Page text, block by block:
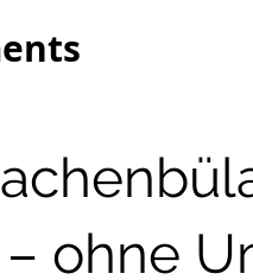
ohne